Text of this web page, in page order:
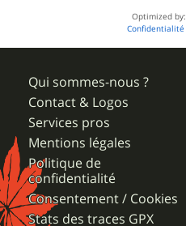
Optimized by:
Confidentialité
Qui sommes-nous ?
Contact & Logos
Services pros
Mentions légales
Politique de
confidentialité
Consentement / Cookies
Stats des traces GPX